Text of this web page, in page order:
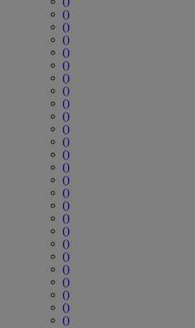
()
()
()
()
()
()
()
()
()
()
()
()
()
()
()
()
()
()
()
()
()
()
()
()
()